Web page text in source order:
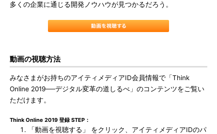
多くの企業に通じる開発ノウハウが見つかるだろう。
動画の視聴方法
みなさまがお持ちのアイティメディアID会員情報で「Think
Online 2019──デジタル変革の道しるべ」のコンテンツをご覧い
ただけます。
Think Online 2019 登録 STEP：
「動画を視聴する」 をクリック、アイティメディアIDのパ